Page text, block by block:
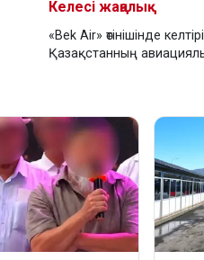
Келесі жаңалық
«Bek Air» өтінішінде
Қазақстанның